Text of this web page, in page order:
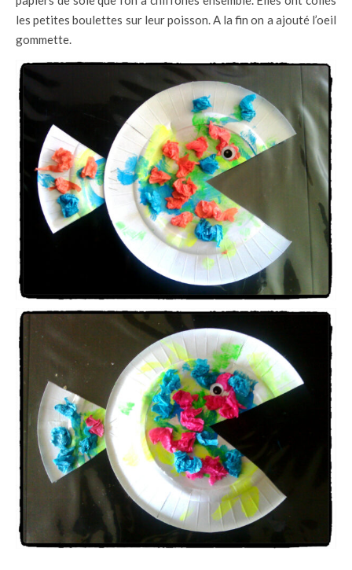
les petites boulettes sur leur poisson. A la fin on a ajouté l’oeil
gommette.